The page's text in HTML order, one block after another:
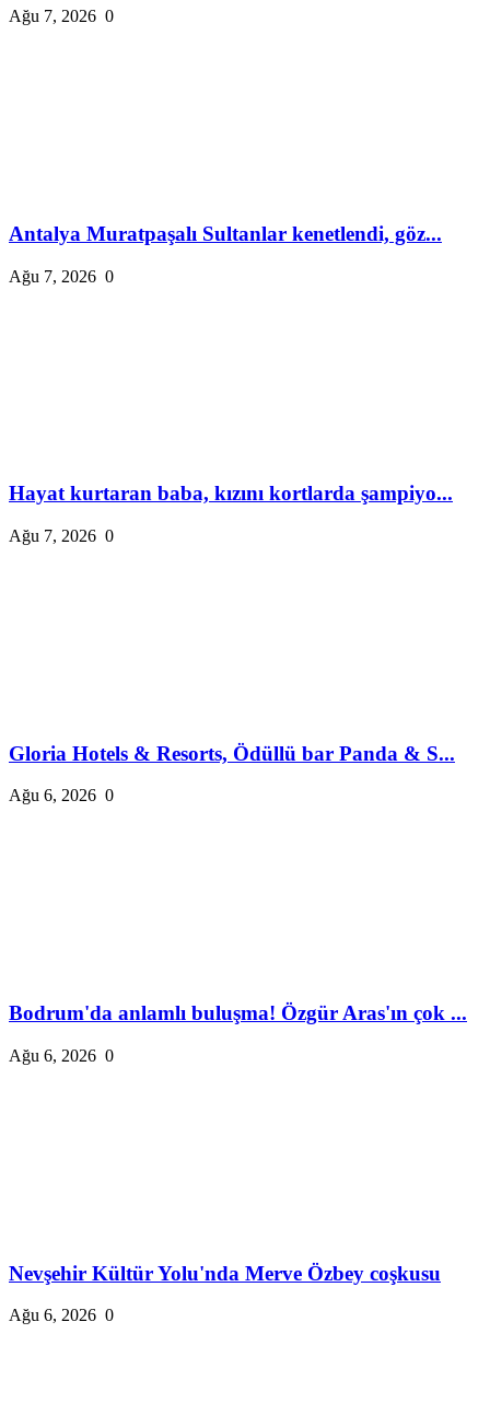
Ağu 7, 2026 0
Antalya Muratpaşalı Sultanlar kenetlendi, göz...
Ağu 7, 2026 0
Hayat kurtaran baba, kızını kortlarda şampiyo...
Ağu 7, 2026 0
Gloria Hotels & Resorts, Ödüllü bar Panda & S...
Ağu 6, 2026 0
Bodrum'da anlamlı buluşma! Özgür Aras'ın çok ...
Ağu 6, 2026 0
Nevşehir Kültür Yolu'nda Merve Özbey coşkusu
Ağu 6, 2026 0